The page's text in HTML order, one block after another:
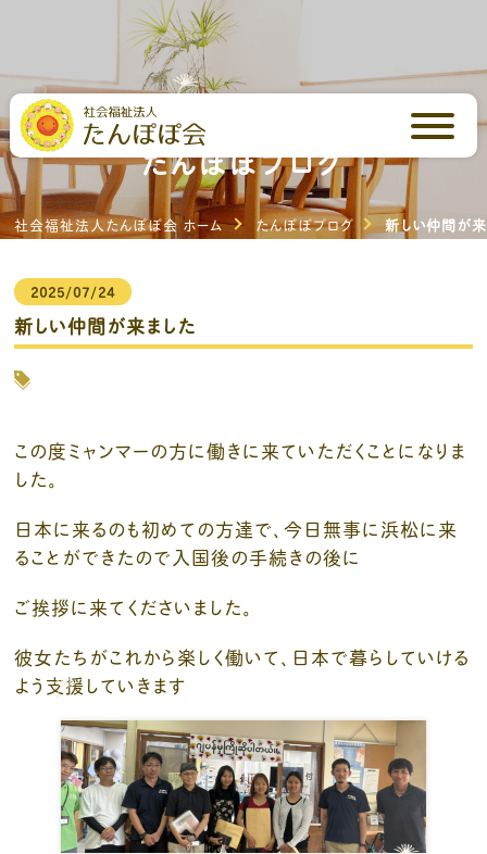
芳川の里・いしはらの里
たんぽぽブログ
社会福祉法人たんぽぽ会 ホーム たんぽぽブログ 新しい仲間が
2025/07/24
新しい仲間が来ました
この度ミャンマーの方に働きに来ていただくことになりま
した。
日本に来るのも初めての方達で、今日無事に浜松に来
ることができたので入国後の手続きの後に
ご挨拶に来てくださいました。
彼女たちがこれから楽しく働いて、日本で暮らしていける
よう支援していきます